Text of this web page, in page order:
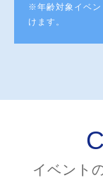
※年齢対象イベン
けます。
イベント